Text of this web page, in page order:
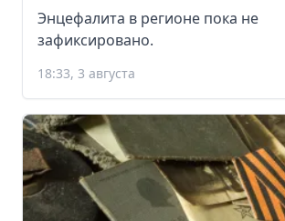
Энцефалита в регионе пока не
зафиксировано.
18:33, 3 августа